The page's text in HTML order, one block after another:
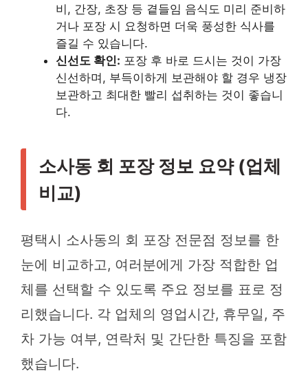
비, 간장, 초장 등 곁들임 음식도 미리 준비하
거나 포장 시 요청하면 더욱 풍성한 식사를
즐길 수 있습니다.
신선도 확인: 포장 후 바로 드시는 것이 가장
신선하며, 부득이하게 보관해야 할 경우 냉장
보관하고 최대한 빨리 섭취하는 것이 좋습니
다.
소사동 회 포장 정보 요약 (업체
비교)
평택시 소사동의 회 포장 전문점 정보를 한
눈에 비교하고, 여러분에게 가장 적합한 업
체를 선택할 수 있도록 주요 정보를 표로 정
리했습니다. 각 업체의 영업시간, 휴무일, 주
차 가능 여부, 연락처 및 간단한 특징을 포함
했습니다.